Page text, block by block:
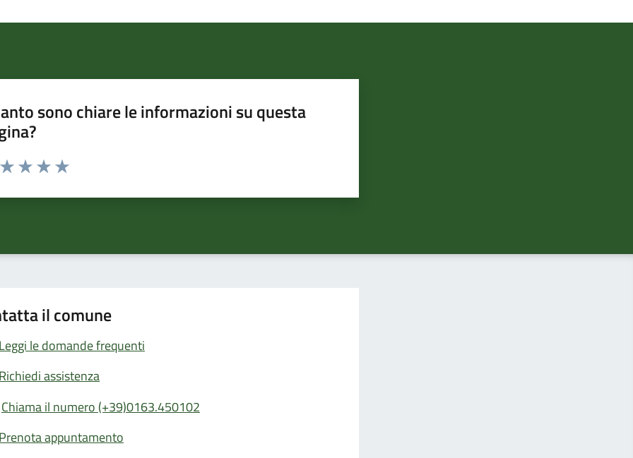
sono chiare le informazioni su questa
da 1 a 5 stelle la pagina
il comune
Leggi le domande frequenti
Richiedi assistenza
Chiama il numero (+39)0163.450102
Prenota appuntamento